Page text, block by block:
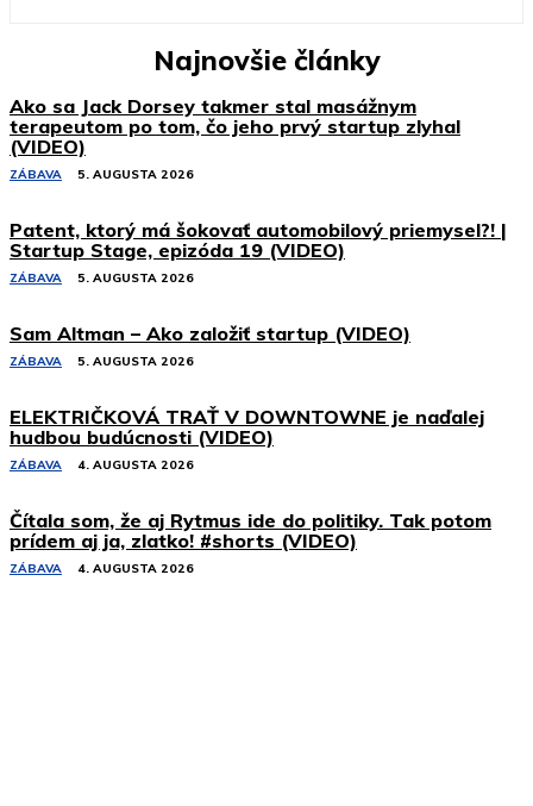
Najnovšie články
Ako sa Jack Dorsey takmer stal masážnym
terapeutom po tom, čo jeho prvý startup zlyhal
(VIDEO)
ZÁBAVA 5. AUGUSTA 2026
Patent, ktorý má šokovať automobilový priemysel?! |
Startup Stage, epizóda 19 (VIDEO)
ZÁBAVA 5. AUGUSTA 2026
Sam Altman – Ako založiť startup (VIDEO)
ZÁBAVA 5. AUGUSTA 2026
ELEKTRIČKOVÁ TRAŤ V DOWNTOWNE je naďalej
hudbou budúcnosti (VIDEO)
ZÁBAVA 4. AUGUSTA 2026
Čítala som, že aj Rytmus ide do politiky. Tak potom
prídem aj ja, zlatko! #shorts (VIDEO)
ZÁBAVA 4. AUGUSTA 2026